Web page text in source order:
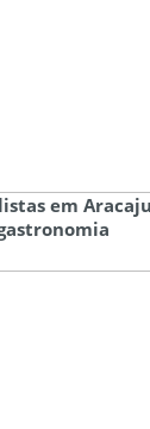
em